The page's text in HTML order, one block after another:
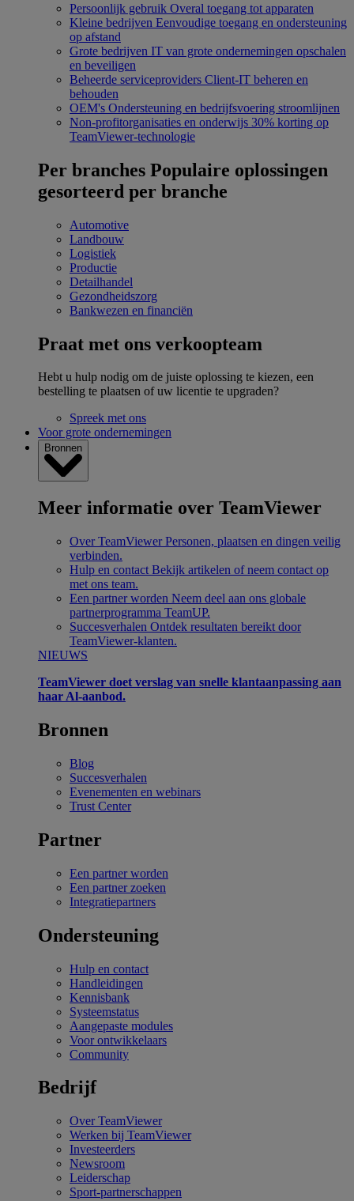
Persoonlijk gebruik Overal toegang tot apparaten
Kleine bedrijven Eenvoudige toegang en ondersteuning
op afstand
Grote bedrijven IT van grote ondernemingen opschalen
en beveiligen
Beheerde serviceproviders Client-IT beheren en
behouden
OEM's Ondersteuning en bedrijfsvoering stroomlijnen
Non-profitorganisaties en onderwijs 30% korting op
TeamViewer-technologie
Per branches Populaire oplossingen
gesorteerd per branche
Automotive
Landbouw
Logistiek
Productie
Detailhandel
Gezondheidszorg
Bankwezen en financiën
Praat met ons verkoopteam
Hebt u hulp nodig om de juiste oplossing te kiezen, een
bestelling te plaatsen of uw licentie te upgraden?
Spreek met ons
Voor grote ondernemingen
Bronnen
Meer informatie over TeamViewer
Over TeamViewer Personen, plaatsen en dingen veilig
verbinden.
Hulp en contact Bekijk artikelen of neem contact op
met ons team.
Een partner worden Neem deel aan ons globale
partnerprogramma TeamUP.
Succesverhalen Ontdek resultaten bereikt door
TeamViewer-klanten.
NIEUWS
TeamViewer doet verslag van snelle klantaanpassing aan
haar Al-aanbod.
Bronnen
Blog
Succesverhalen
Evenementen en webinars
Trust Center
Partner
Een partner worden
Een partner zoeken
Integratiepartners
Ondersteuning
Hulp en contact
Handleidingen
Kennisbank
Systeemstatus
Aangepaste modules
Voor ontwikkelaars
Community
Bedrijf
Over TeamViewer
Werken bij TeamViewer
Investeerders
Newsroom
Leiderschap
Sport-partnerschappen